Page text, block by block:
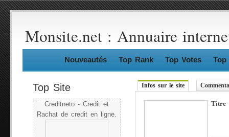
Monsite.net : Annuaire
Nouveautés Top Rank Top Votes Top
Top Site
Creditneto - Credit et
Rachat de credit en ligne.
Infos sur le site
Titre